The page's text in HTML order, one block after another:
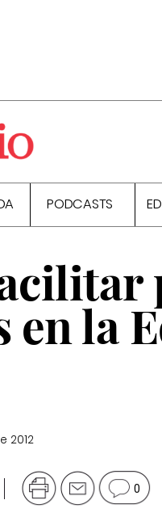
PODCASTS
en la
2012
0